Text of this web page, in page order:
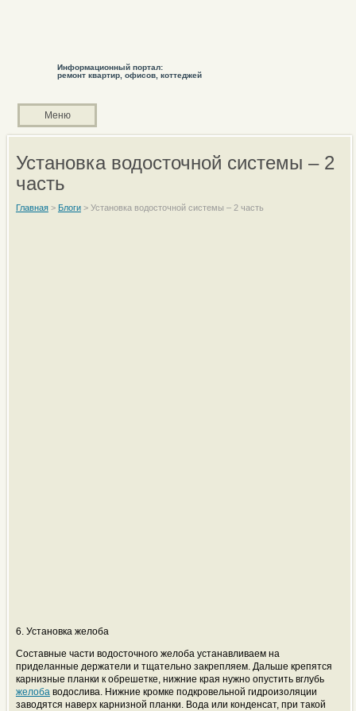
Информационный портал:
ремонт квартир, офисов, коттеджей
Меню
Установка водосточной системы – 2
часть
Главная> Блоги> Установка водосточной системы – 2 часть
6. Установка желоба
Составные части водосточного желоба устанавливаем на
приделанные держатели и тщательно закрепляем. Дальше крепятся
карнизные планки к обрешетке, нижние края нужно опустить вглубь
желобаводослива. Нижние кромке подкровельной гидроизоляции
заводятся наверх карнизной планки. Вода или конденсат, при такой